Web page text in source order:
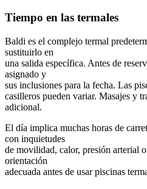
Tiempo en las termales
Baldi es el complejo termal
sustituirlo en
una salida específica. Antes de
asignado y
sus inclusiones para la fecha. Las
casilleros pueden variar. Masajes y
adicional.
El día implica muchas horas de
con inquietudes
de movilidad, calor, presión arterial
orientación
adecuada antes de usar piscinas